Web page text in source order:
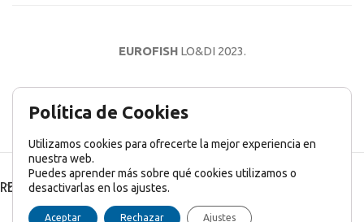
EUROFISHLO&DI 2023.
AVISO LEGAL POLÍTICA DE PRIVACIDAD
RECENT POSTS
Política de Cookies
Utilizamos cookies para ofrecerte la mejor experiencia en
nuestra web.
Puedes aprender más sobre qué cookies utilizamos o
desactivarlas en los ajustes.
Aceptar Rechazar Ajustes
English Inglés) Français(Francés